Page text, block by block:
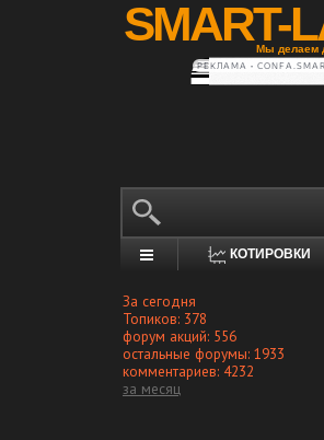
SMART-
Мы делаем
РЕКЛАМА •
КОТИРОВКИ
За сегодня
Топиков: 378
форум акций: 556
остальные форумы: 1933
комментариев: 4232
за месяц